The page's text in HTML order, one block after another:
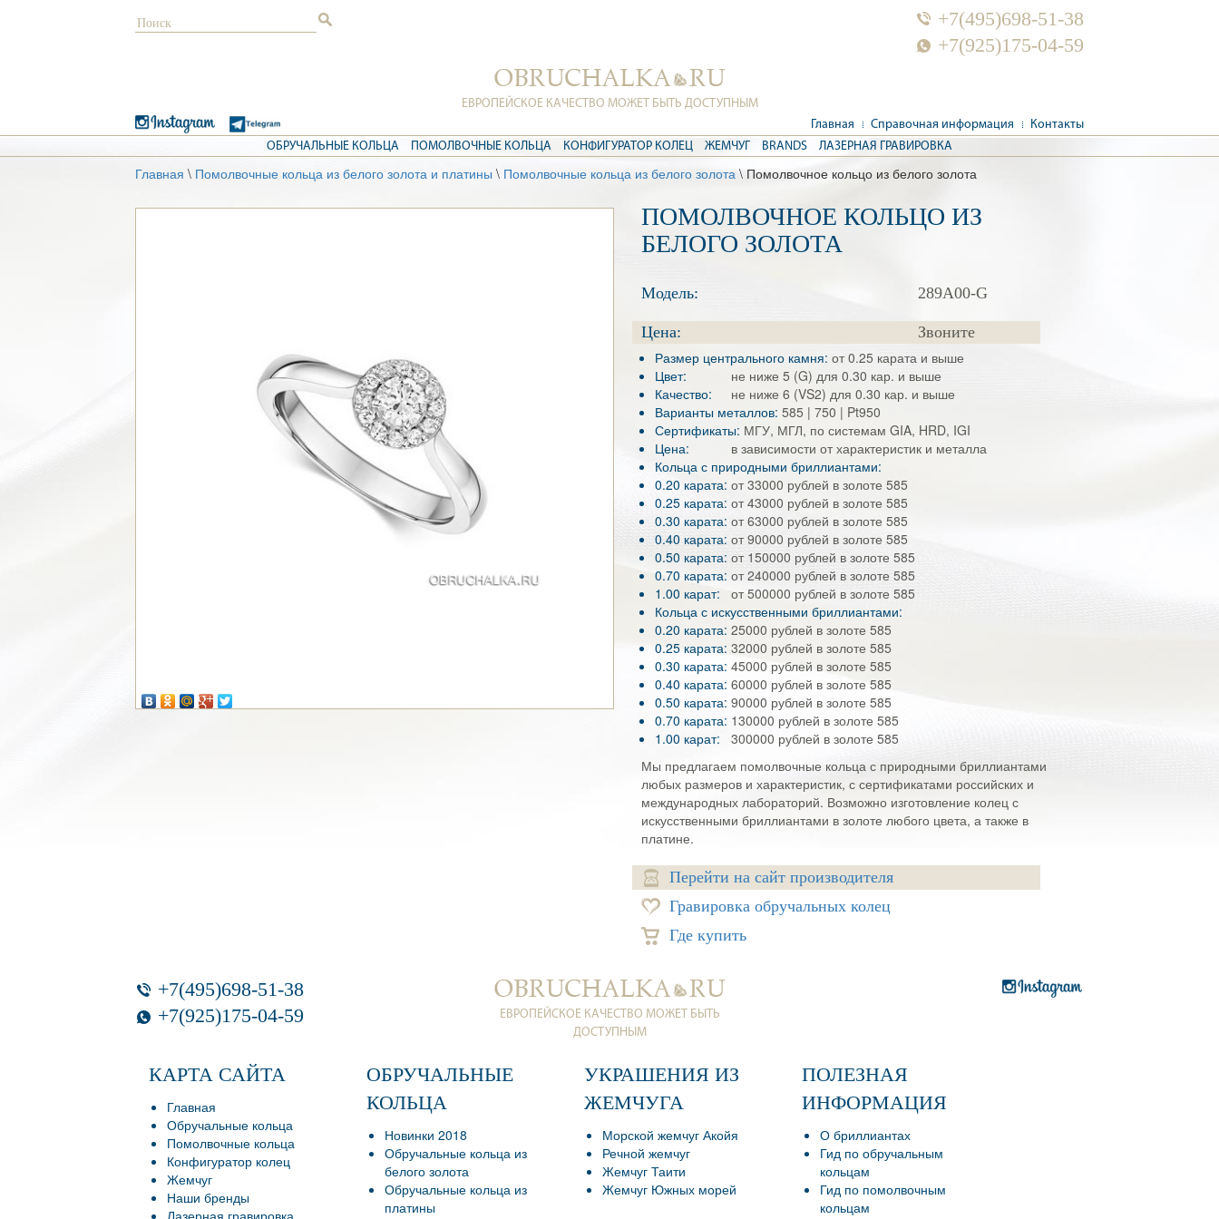
+7(495)698-51-38
+7(925)175-04-59
ЕВРОПЕЙСКОЕ КАЧЕСТВО МОЖЕТ БЫТЬ ДОСТУПНЫМ
Главная
Справочная информация
Контакты
ОБРУЧАЛЬНЫЕ КОЛЬЦА
ПОМОЛВОЧНЫЕ КОЛЬЦА КОНФИГУРАТОР КОЛЕЦ ЖЕМЧУГ BRANDS ЛАЗЕРНАЯ ГРАВИРОВКА
Главная \ Помолвочные кольца из белого золота и платины \ Помолвочные кольца из белого золота \ Помолвочное кольцо из белого золота
ПОМОЛВОЧНОЕ КОЛЬЦО ИЗ
БЕЛОГО ЗОЛОТА
Модель: 289A00-G
Цена:
Звоните
Размер центрального камня: от 0.25 карата и выше
Цвет:
не ниже 5 (G) для 0.30 кар. и выше
Качество:
не ниже 6 (VS2) для 0.30 кар. и выше
Варианты металлов: 585 | 750 | Pt950
Сертификаты: МГУ, МГЛ, по системам GIA, HRD, IGI
Цена:
в зависимости от характеристик и металла
Кольца с природными бриллиантами:
0.20 карата: от 33000 рублей в золоте 585
0.25 карата: от 43000 рублей в золоте 585
0.30 карата: от 63000 рублей в золоте 585
0.40 карата: от 90000 рублей в золоте 585
0.50 карата: от 150000 рублей в золоте 585
0.70 карата: от 240000 рублей в золоте 585
1.00 карат:
от 500000 рублей в золоте 585
Кольца с искусственными бриллиантами:
0.20 карата: 25000 рублей в золоте 585
0.25 карата: 32000 рублей в золоте 585
0.30 карата: 45000 рублей в золоте 585
0.40 карата: 60000 рублей в золоте 585
0.50 карата: 90000 рублей в золоте 585
0.70 карата: 130000 рублей в золоте 585
1.00 карат:
300000 рублей в золоте 585
Мы предлагаем помолвочные кольца с природными бриллиантами
любых размеров и характеристик, с сертификатами российских и
международных лабораторий. Возможно изготовление колец с
искусственными бриллиантами в золоте любого цвета, а также в
платине.
Перейти на сайт производителя
Гравировка обручальных колец
Где купить
+7(495)698-51-38
+7(925)175-04-59
ЕВРОПЕЙСКОЕ КАЧЕСТВО МОЖЕТ БЫТЬ
ДОСТУПНЫМ
КАРТА САЙТА
Главная
Обручальные кольца
Помолвочные кольца
Конфигуратор колец
Жемчуг
Наши бренды
Лазерная гравировка
ОБРУЧАЛЬНЫЕ
КОЛЬЦА
Новинки 2018
Обручальные кольца из
белого золота
Обручальные кольца из
платины
УКРАШЕНИЯ ИЗ
ЖЕМЧУГА
Морской жемчуг Акойя
Речной жемчуг
Жемчуг Таити
Жемчуг Южных морей
ПОЛЕЗНАЯ
ИНФОРМАЦИЯ
О бриллиантах
Гид по обручальным
кольцам
Гид по помолвочным
кольцам